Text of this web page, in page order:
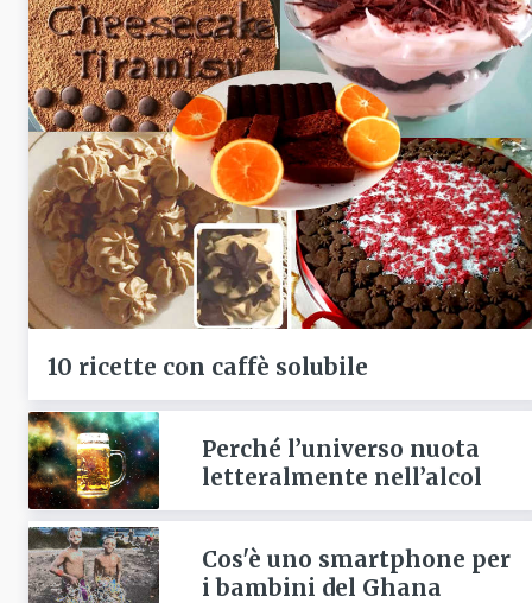
10 ricette con caffè solubile
Perché l’universo nuota
letteralmente nell’alcol
Cos'è uno smartphone per
i bambini del Ghana